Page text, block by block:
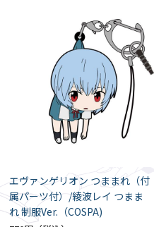
エヴァンゲリオン つままれ（付
属パーツ付）/綾波レイ つまま
れ 制服Ver.（COSPA)